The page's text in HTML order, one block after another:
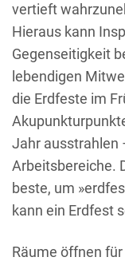
vertieft
Hieraus kann
Gegenseitigkeit
lebendigen
die Erdfeste im
Jahr ausstrahlen
Arbeitsbereiche.
beste, um
kann ein Erdfest
Räume öffnen